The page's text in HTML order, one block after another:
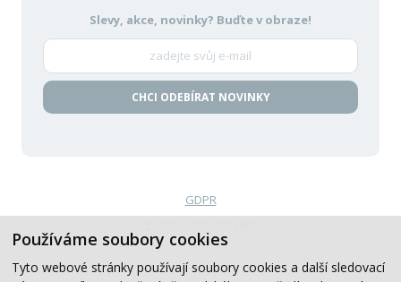
Používáme soubory cookies
Tyto webové stránky používají soubory cookies a další sledovací
Slevy, akce, novinky? Buďte v obraze!
CHCI ODEBÍRAT NOVINKY
GDPR
VOP